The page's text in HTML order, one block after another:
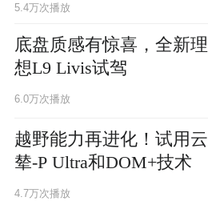
5.4万次播放
底盘质感有惊喜，全新理
想L9 Livis试驾
6.0万次播放
越野能力再进化！试用云
辇-P Ultra和DOM+技术
4.7万次播放